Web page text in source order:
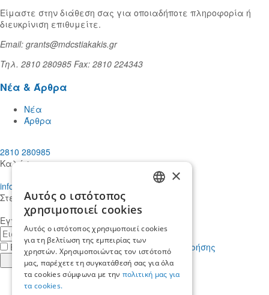
Είμαστε στην διάθεση σας για οποιαδήποτε πληροφορία ή
διευκρίνιση επιθυμείτε.
Email: grants@mdcstiakakis.gr
Τηλ. 2810 280985 Fax: 2810 224343
Νέα & Άρθρα
Νέα
Άρθρα
2810 280985
Καλέστε μας
info@mdcstiakakis.gr
Στείλτε μας το μήνυμά σας
Εγγραφείτε στο Newsletter μας
E-
mailΈχω διαβάσει κι αποδέχομαι τους
όρους χρήσης
Εγγραφή
×
Αυτός ο ιστότοπος
χρησιμοποιεί cookies
Αυτός ο ιστότοπος χρησιμοποιεί cookies
για τη βελτίωση της εμπειρίας των
χρηστών. Χρησιμοποιώντας τον ιστότοπό
μας, παρέχετε τη συγκατάθεσή σας για όλα
τα cookies σύμφωνα με την πολιτική μας για
τα cookies.